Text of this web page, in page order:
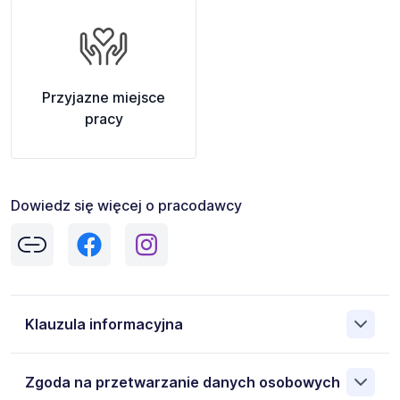
Przyjazne miejsce
pracy
Dowiedz się więcej o pracodawcy
Klauzula informacyjna
TRENKWALDER&PARTNER SP Z O.O. 96-100 Skierniewice
Zgoda na przetwarzanie danych osobowych